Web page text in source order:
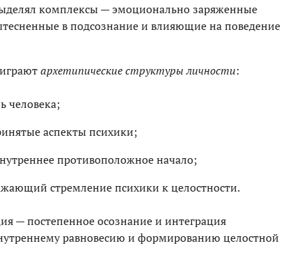
комплексы — эмоционально заряженные
в подсознание и влияющие на поведение
архетипические структуры личности:
человека;
аспекты психики;
противоположное начало;
стремление психики к целостности.
— постепенное осознание и интеграция
равновесию и формированию целостной